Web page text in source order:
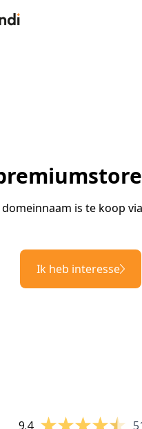
domeinnaam is te koop
Ik heb interesse
9.4